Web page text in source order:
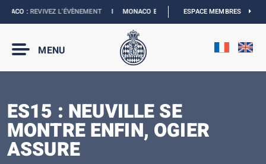
:REVIVEZ L’ÉVÈNEMENTI MONACO E-PRIX 2027 :LES DATES SONT
ESPACE MEMBRES
MENU
ES15 : NEUVILLE SE
MONTRE ENFIN, OGIER
ASSURE